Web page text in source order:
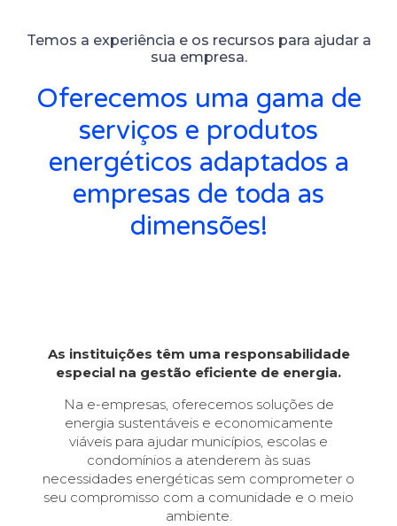
Temos a experiência e os recursos para ajudar a
sua empresa.
Oferecemos uma gama de
serviços e produtos
energéticos adaptados a
empresas de toda as
dimensões!
As instituições têm uma responsabilidade
especial na gestão eficiente de energia.
Na e-empresas, oferecemos soluções de
energia sustentáveis e economicamente
viáveis para ajudar municípios, escolas e
condomínios a atenderem às suas
necessidades energéticas sem comprometer o
seu compromisso com a comunidade e o meio
ambiente.